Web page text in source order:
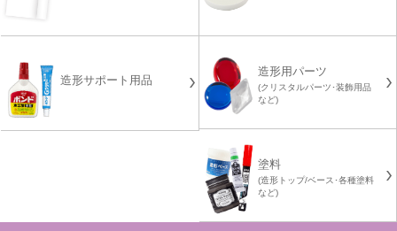
造形サポート用品
造形用パーツ
(クリスタルパーツ･装飾用品
など)
塗料
(造形トップ/ベース･各種塗料
など)